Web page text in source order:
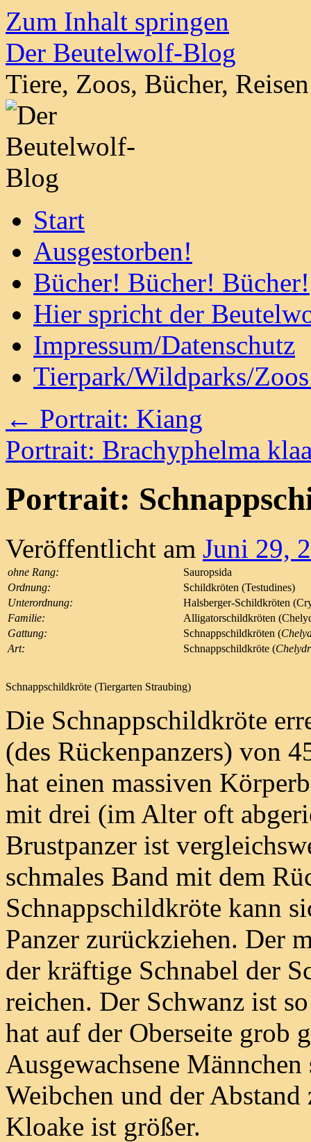
Zum Inhalt springen
Der Beutelwolf-Blog
Tiere, Zoos, Bücher,
Start
Ausgestorben!
Bücher! Bücher! Bücher!
Hier spricht der
Impressum/Datenschutz
Tierpark/Wildparks/
← Portrait: Kiang
Portrait: Brachyphelma
Portrait:
Veröffentlicht am Juni 29,
ohne Rang:
Sauropsida
Ordnung:
Schildkröten (Testudines)
Unterordnung:
Halsberger-Schildkröten
Familie:
Alligatorschildkröten
Gattung:
Schnappschildkröten (
Art:
Schnappschildkröte (
Schnappschildkröte (Tiergarten Straubing)
Die Schnappschildkröte
(des Rückenpanzers) von
hat einen massiven
mit drei (im Alter oft
Brustpanzer ist
schmales Band mit dem
Schnappschildkröte kann
Panzer zurückziehen. Der
der kräftige Schnabel der
reichen. Der Schwanz ist
hat auf der Oberseite grob
Ausgewachsene
Weibchen und der
Kloake ist größer.